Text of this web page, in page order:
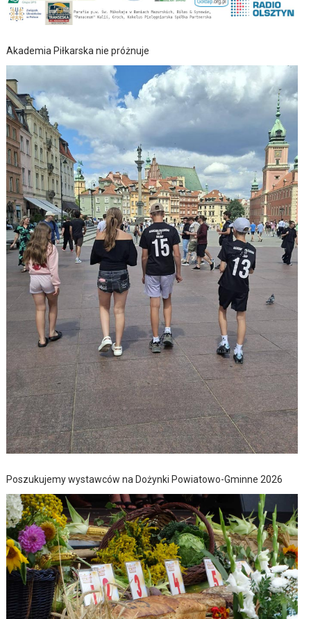
Akademia Piłkarska nie próżnuje
Poszukujemy wystawców na Dożynki Powiatowo-Gminne 2026